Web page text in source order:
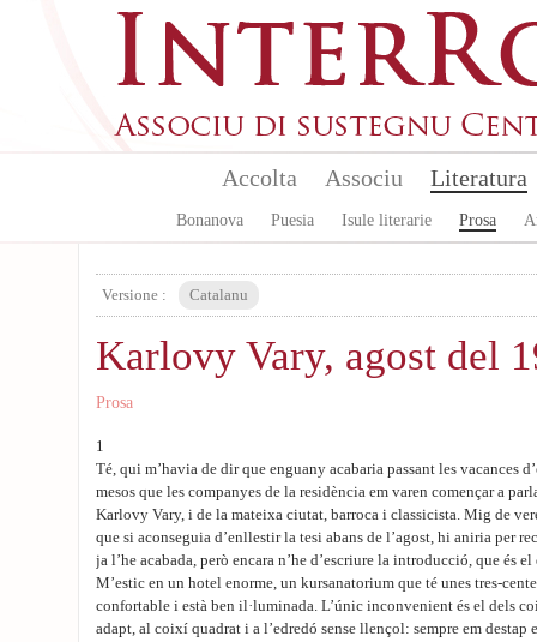
Accolta Associu Literatura
Bonanova Puesia Isule literarie Prosa
Versione : Catalanu
Karlovy Vary, agost del
Prosa
1
Té, qui m’havia de dir que enguany acabaria passant les vacances
mesos que les companyes de la residència em varen començar a
Karlovy Vary, i de la mateixa ciutat, barroca i classicista. Mig de
que si aconseguia d’enllestir la tesi abans de l’agost, hi aniria per
ja l’he acabada, però encara n’he d’escriure la introducció, que és
M’estic en un hotel enorme, un kursanatorium que té unes tres-
confortable i està ben il·luminada. L’únic inconvenient és el dels
adapt, al coixí quadrat i a l’edredó sense llençol: sempre em destap